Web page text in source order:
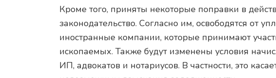
Кроме того, приняты некоторые поправки в
законодательство. Согласно им, освободятся от
иностранные компании, которые принимают
ископаемых. Также будут изменены условия
ИП, адвокатов и нотариусов. В частности, это